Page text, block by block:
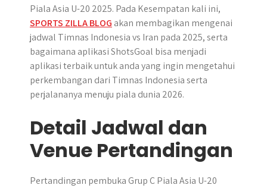
Piala Asia U-20 2025. Pada Kesempatan kali ini,
SPORTS ZILLA BLOG akan membagikan mengenai
jadwal Timnas Indonesia vs Iran pada 2025, serta
bagaimana aplikasi ShotsGoal bisa menjadi
aplikasi terbaik untuk anda yang ingin mengetahui
perkembangan dari Timnas Indonesia serta
perjalananya menuju piala dunia 2026.
Detail Jadwal dan
Venue Pertandingan
Pertandingan pembuka Grup C Piala Asia U-20